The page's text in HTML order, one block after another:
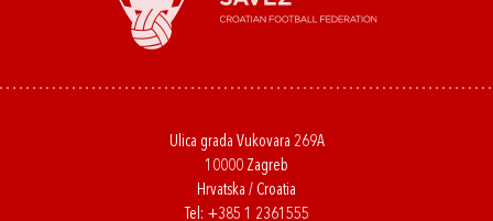
Ulica grada Vukovara 269A
10000 Zagreb
Hrvatska / Croatia
Tel: +385 1 2361555